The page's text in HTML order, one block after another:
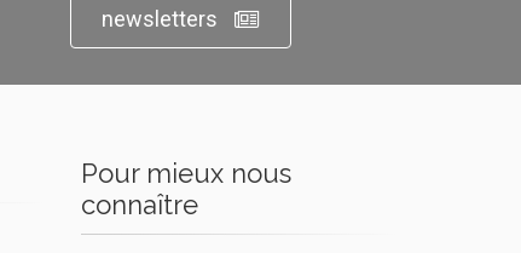
newsletters
Pour mieux nous
connaître